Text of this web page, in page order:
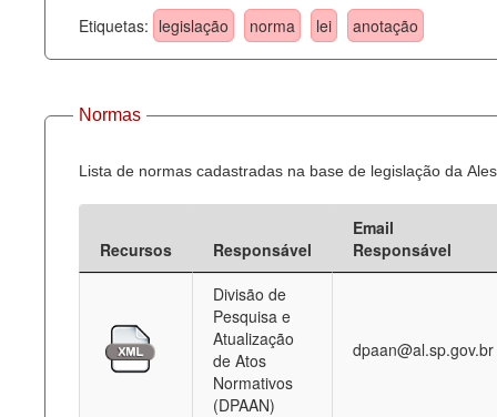
Perguntas frequentes
Contato
Etiquetas: legislação norma lei anotação
Normas
Lista de normas cadastradas na base de legislação da
Recursos Responsável
Email
Responsável
Divisão de
Pesquisa e
Atualização
de Atos
Normativos
(DPAAN)
dpaan@al.sp.gov.br